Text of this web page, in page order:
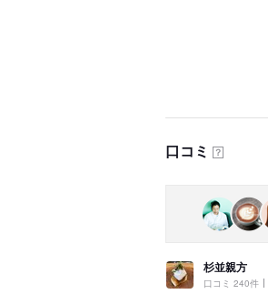
口コミ ？
杉並親方
口コミ 240件